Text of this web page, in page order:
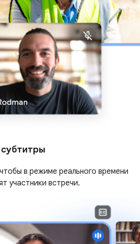
в режиме реального времени
участники встречи.